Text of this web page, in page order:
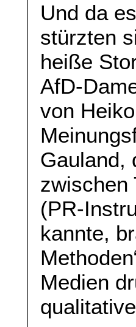
Und da
stürzten
heiße
AfD-
von
Gauland,
zwischen
(PR-
kannte,
Medien